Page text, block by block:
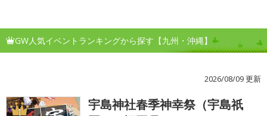
GW人気イベントランキングから探す【九州・沖縄】
2026/08/09 更新
1
宇島神社春季神幸祭（宇島祇